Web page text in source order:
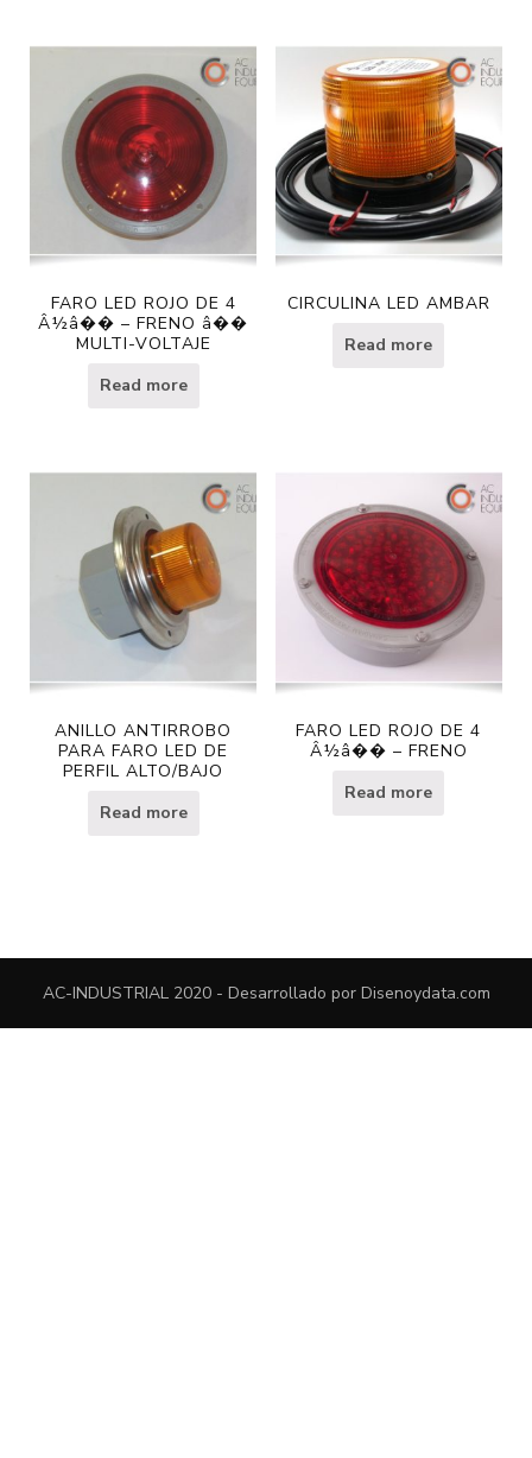
FARO LED ROJO DE 4
Â½â�� – FRENO â��
MULTI-VOLTAJE
Read more
CIRCULINA LED AMBAR
Read more
ANILLO ANTIRROBO
PARA FARO LED DE
PERFIL ALTO/BAJO
Read more
FARO LED ROJO DE 4
Â½â�� – FRENO
Read more
AC-INDUSTRIAL 2020 - Desarrollado por Disenoydata.com